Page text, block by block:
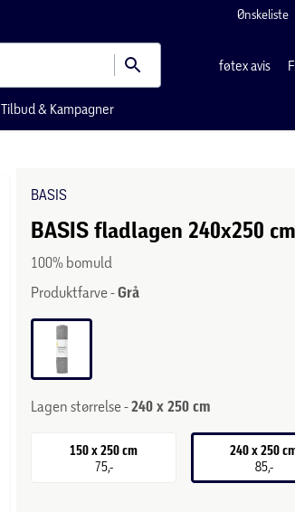
Ønskeliste
føtex avis
Tilbud & Kampagner
BASIS
BASIS fladlagen 240x250
100% bomuld
Produktfarve -Grå
Lagen størrelse -240 x 250 cm
150 x 250 cm
75,-
240 x 250
85,-